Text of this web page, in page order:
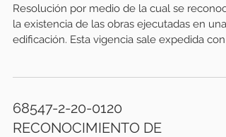
Resolución por medio de la cual se
la existencia de las obras ejecutadas en una
edificación. Esta vigencia sale expedida con...
68547-2-20-0120
RECONOCIMIENTO DE